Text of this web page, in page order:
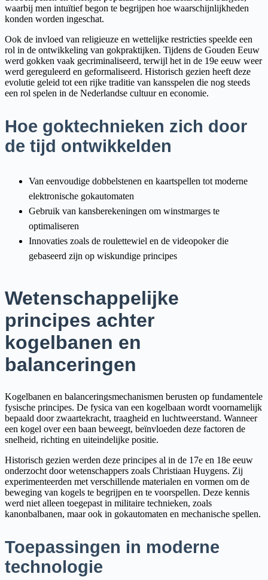
waarbij men intuïtief begon te begrijpen hoe waarschijnlijkheden
konden worden ingeschat.
Ook de invloed van religieuze en wettelijke restricties speelde een
rol in de ontwikkeling van gokpraktijken. Tijdens de Gouden Eeuw
werd gokken vaak gecriminaliseerd, terwijl het in de 19e eeuw weer
werd gereguleerd en geformaliseerd. Historisch gezien heeft deze
evolutie geleid tot een rijke traditie van kansspelen die nog steeds
een rol spelen in de Nederlandse cultuur en economie.
Hoe goktechnieken zich door
de tijd ontwikkelden
Van eenvoudige dobbelstenen en kaartspellen tot moderne
elektronische gokautomaten
Gebruik van kansberekeningen om winstmarges te
optimaliseren
Innovaties zoals de roulettewiel en de videopoker die
gebaseerd zijn op wiskundige principes
Wetenschappelijke
principes achter
kogelbanen en
balanceringen
Kogelbanen en balanceringsmechanismen berusten op fundamentele
fysische principes. De fysica van een kogelbaan wordt voornamelijk
bepaald door zwaartekracht, traagheid en luchtweerstand. Wanneer
een kogel over een baan beweegt, beïnvloeden deze factoren de
snelheid, richting en uiteindelijke positie.
Historisch gezien werden deze principes al in de 17e en 18e eeuw
onderzocht door wetenschappers zoals Christiaan Huygens. Zij
experimenteerden met verschillende materialen en vormen om de
beweging van kogels te begrijpen en te voorspellen. Deze kennis
werd niet alleen toegepast in militaire technieken, zoals
kanonbalbanen, maar ook in gokautomaten en mechanische spellen.
Toepassingen in moderne
technologie